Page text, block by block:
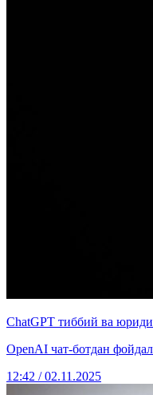
ChatGPT тиббий ва
OpenAI чат-ботдан
12:42 / 02.11.2025